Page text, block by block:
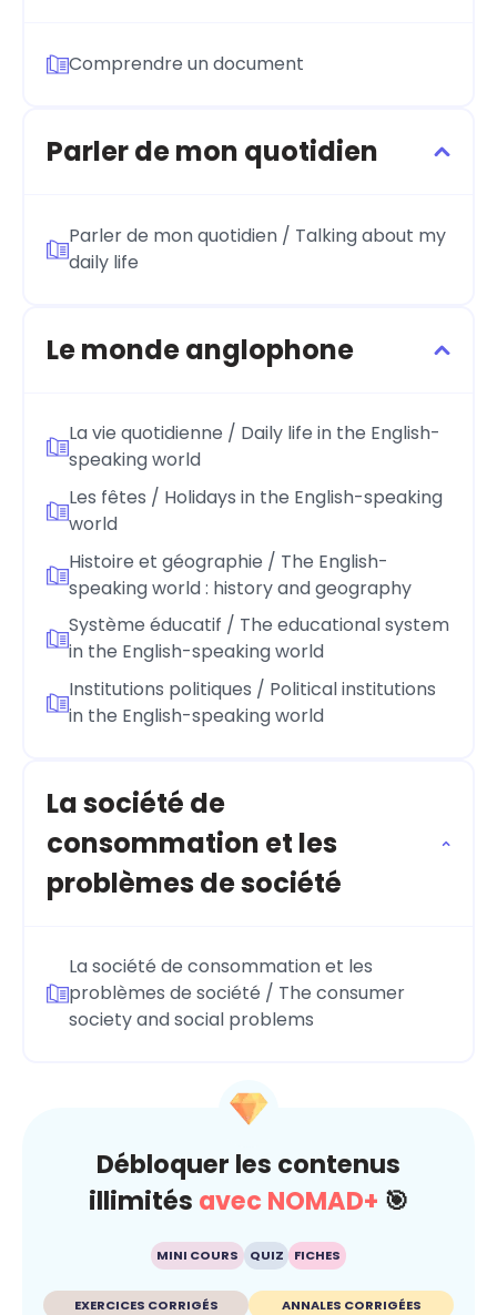
Comprendre un document
Parler de mon quotidien
Parler de mon quotidien / Talking about my
daily life
Le monde anglophone
La vie quotidienne / Daily life in the English-
speaking world
Les fêtes / Holidays in the English-speaking
world
Histoire et géographie / The English-
speaking world : history and geography
Système éducatif / The educational system
in the English-speaking world
Institutions politiques / Political institutions
in the English-speaking world
La société de
consommation et les
problèmes de société
La société de consommation et les
problèmes de société / The consumer
society and social problems
Débloquer les contenus
illimités avec NOMAD+ 🎯
MINI COURS QUIZ FICHES
EXERCICES CORRIGÉS ANNALES CORRIGÉES